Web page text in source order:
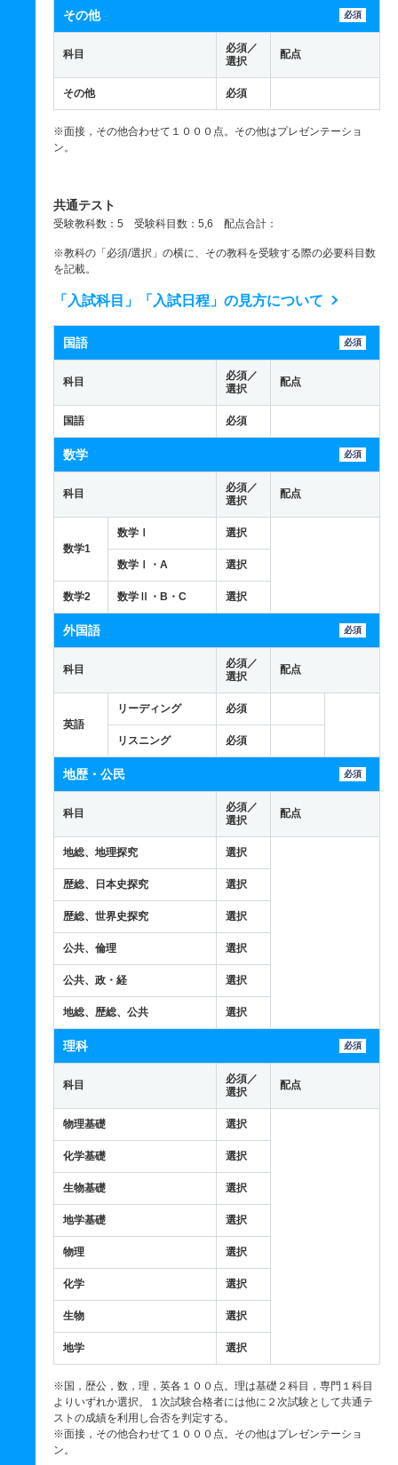
その他 必須
科目
必須／
選択
配点
その他 必須
※面接，その他合わせて１０００点。その他はプレゼンテーショ
ン。
共通テスト
受験教科数：5 受験科目数：5,6 配点合計：
※教科の「必須/選択」の横に、その教科を受験する際の必要科目数
を記載。
「入試科目」「入試日程」の見方について
国語 必須
科目
必須／
選択
配点
国語 必須
数学 必須
科目
必須／
選択
配点
数学1
数学Ⅰ 選択
数学Ⅰ・A 選択
数学2 数学Ⅱ・B・C 選択
外国語 必須
科目
必須／
選択
配点
英語
リーディング 必須
リスニング 必須
地歴・公民 必須
科目
必須／
選択
配点
地総、地理探究 選択
歴総、日本史探究 選択
歴総、世界史探究 選択
公共、倫理 選択
公共、政・経 選択
地総、歴総、公共 選択
理科 必須
科目
必須／
選択
配点
物理基礎 選択
化学基礎 選択
生物基礎 選択
地学基礎 選択
物理 選択
化学 選択
生物 選択
地学 選択
※国，歴公，数，理，英各１００点。理は基礎２科目，専門１科目
よりいずれか選択。１次試験合格者には他に２次試験として共通テ
ストの成績を利用し合否を判定する。
※面接，その他合わせて１０００点。その他はプレゼンテーショ
ン。